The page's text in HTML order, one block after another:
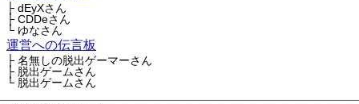
├ dEyXさん
├ CDDeさん
└ ゆなさん
運営への伝言板
├ 名無しの脱出ゲーマーさん
├ 脱出ゲームさん
└ 脱出ゲームさん